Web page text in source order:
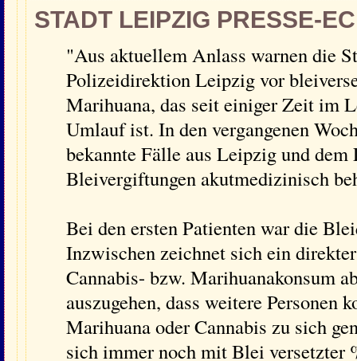
STADT LEIPZIG PRESSE-
"Aus aktuellem Anlass warnen die
Polizeidirektion Leipzig vor
Marihuana, das seit einiger Zeit im
Umlauf ist. In den vergangenen
bekannte Fälle aus Leipzig und
Bleivergiftungen akutmedizinisch
Bei den ersten Patienten war die
Inzwischen zeichnet sich ein
Cannabis- bzw. Marihuanakonsum
auszugehen, dass weitere Personen
Marihuana oder Cannabis zu sich
sich immer noch mit Blei versetzter